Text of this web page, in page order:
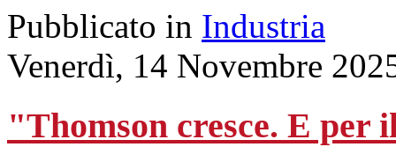
Pubblicato in Industria
Venerdì, 14 Novembre
"Thomson cresce. E per